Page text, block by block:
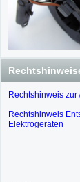
Rechtshinweis zur
Rechtshinweis
Elektrogeräten